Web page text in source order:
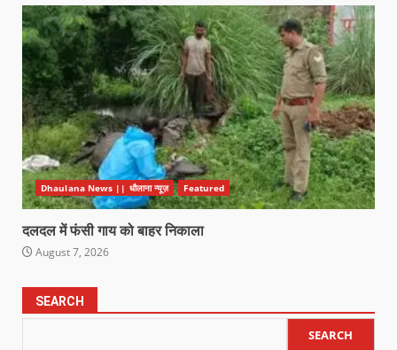
Dhaulana News || धौलाना न्यूज़ Featured
दलदल में फंसी गाय को बाहर निकाला
August 7, 2026
SEARCH
SEARCH